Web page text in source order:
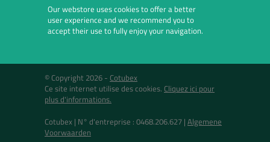
Our webstore uses cookies to offer a better
user experience and we recommend you to
accept their use to fully enjoy your navigation.
© Copyright 2026 - Cotubex
Ce site internet utilise des cookies. Cliquez ici pour
plus d'informations.
Cotubex | N° d'entreprise : 0468.206.627 | Algemene
Voorwaarden